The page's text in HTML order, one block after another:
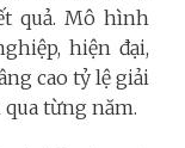
quả. Mô hình
hiện đại,
cao tỷ lệ giải
từng năm.